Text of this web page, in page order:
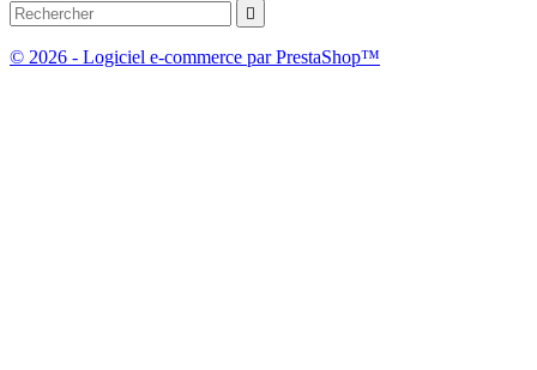

© 2026 - Logiciel e-commerce par PrestaShop™